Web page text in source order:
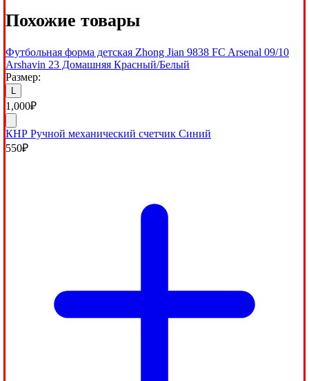
Похожие товары
Футбольная форма детская Zhong Jian 9838 FC Arsenal 09/10
Arshavin 23 Домашняя Красный/Белый
Размер:
1,000₽
КНР Ручной механический счетчик Синий
550₽